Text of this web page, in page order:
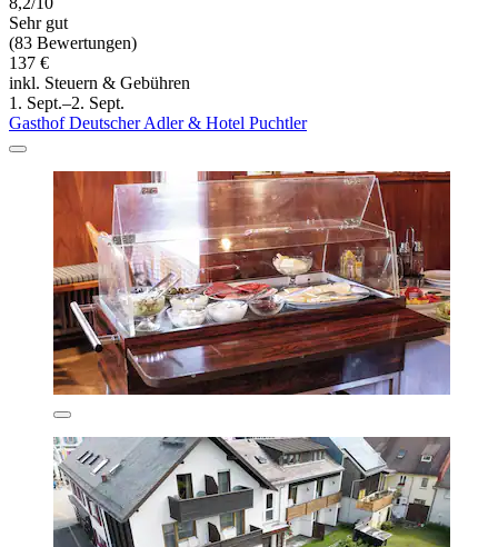
Sehr gut
(83 Bewertungen)
137 €
inkl. Steuern & Gebühren
1. Sept.–2. Sept.
Gasthof Deutscher Adler & Hotel Puchtler